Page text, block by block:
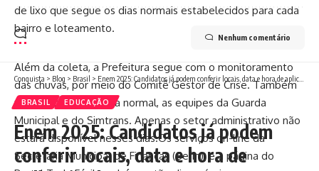
de lixo que segue os dias normais estabelecidos para cada
bairro e loteamento.
Além da coleta, a Prefeitura segue com o monitoramento
das chuvas, por meio do Comitê Gestor de Crise. Também
funcionam com escala normal, as equipes da Guarda
Municipal e do Simtrans. Apenas o setor administrativo não
estará disponível nesses dias.Os serviços on-line da
Secretaria Municipal de Finanças (Sefin), e a página do
Nenhum comentário
Conquista > Blog > Brasil > Enem 2025: Candidatos já podem conferir locais, data e hora de aplicação das provas
BRASIL EDUCAÇÃO
Enem 2025: Candidatos já podem
conferir locais, data e hora de